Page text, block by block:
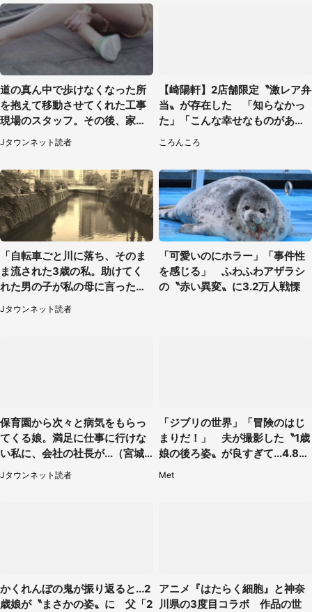
道の真ん中で歩けなくなった所
を抱えて移動させてくれた工事
現場のスタッフ。その後、家ま
で私を送ると（大阪府・40代女
性）
Jタウンネット読者
【崎陽軒】2店舗限定〝激レア弁
当〟が存在した 「知らなかっ
た」「こんな幸せなものがあっ
たなんて...」
ころんころ
「自転車ごと川に落ち、そのま
ま流された3歳の私。助けてく
れた男の子が私の母に言ったの
は...」（千葉県・20代女性）
Jタウンネット読者
「可愛いのにホラー」「事件性
を感じる」 ふわふわアザラシ
の〝赤い異変〟に3.2万人戦慄
保育園から次々と病気をもらっ
てくる娘。満足に仕事に行けな
い私に、会社の社長が...（宮城
県・30代女性）
Jタウンネット読者
「ジブリの世界」「冒険のはじ
まりだ！」 夫が撮影した〝1歳
娘の後ろ姿〟が良すぎて...4.8万
人感激
Met
かくれんぼの鬼が振り返ると...2
歳娘が〝まさかの姿〟に 父「2
アニメ『はたらく細胞』と神奈
川県の3度目コラボ 作品の世